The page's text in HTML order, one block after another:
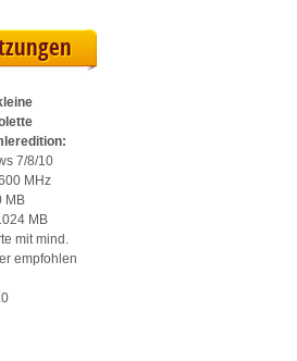
7/8/10
MHz
MB
MB
mit mind.
empfohlen